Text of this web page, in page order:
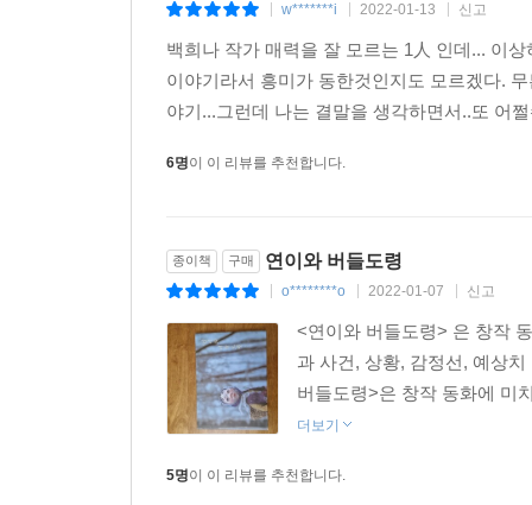
w*******i 2022-01-13 신고
백희나 작가 매력을 잘 모르는 1人 인데... 이
이야기라서 흥미가 동한것인지도 모르겠다.
야기...그런데 나는 결말을 생각하면서..또 어
6명이 이 리뷰를 추천합니다.
종이책 구매 연이와 버들도령
o********o 2022-01-07 신고
<연이와 버들도령> 은 창작
과 사건, 상황, 감정선, 예상
버들도령>은 창작 동화에 미
더보기
5명이 이 리뷰를 추천합니다.